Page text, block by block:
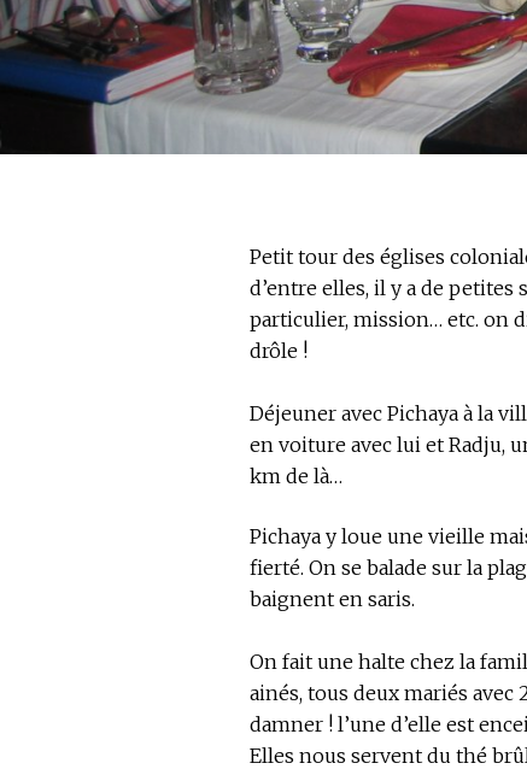
Petit tour des églises
d’entre elles, il y a de
particulier, mission… etc. on
drôle !
Déjeuner avec Pichaya à la
en voiture avec lui et Radju,
km de là…
Pichaya y loue une vieille
fierté. On se balade sur la
baignent en saris.
On fait une halte chez la
ainés, tous deux mariés
damner ! l’une d’elle est
Elles nous servent du thé